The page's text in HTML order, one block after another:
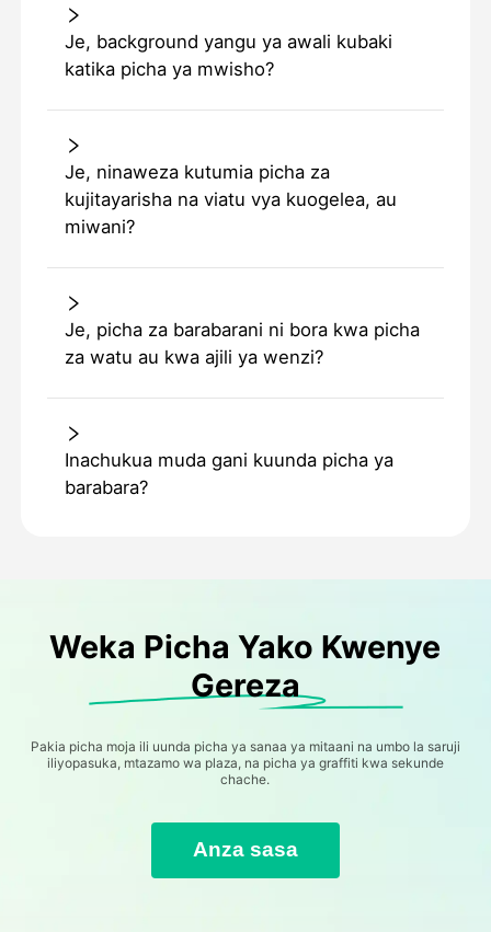
Je, background yangu ya awali kubaki
katika picha ya mwisho?
Je, ninaweza kutumia picha za
kujitayarisha na viatu vya kuogelea, au
miwani?
Je, picha za barabarani ni bora kwa picha
za watu au kwa ajili ya wenzi?
Inachukua muda gani kuunda picha ya
barabara?
Weka Picha Yako Kwenye
Gereza
Pakia picha moja ili uunda picha ya sanaa ya mitaani na umbo la saruji
iliyopasuka, mtazamo wa plaza, na picha ya graffiti kwa sekunde
chache.
Anza sasa